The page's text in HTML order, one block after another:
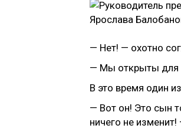
— Нет! — охотно
— Мы открыты для
В это время один
— Вот он! Это сын
ничего не